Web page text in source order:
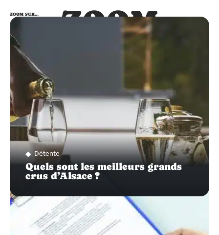
ZOOM
SUR…
ZOOM SUR…
Détente
Quels sont les meilleurs grands
crus d’Alsace ?